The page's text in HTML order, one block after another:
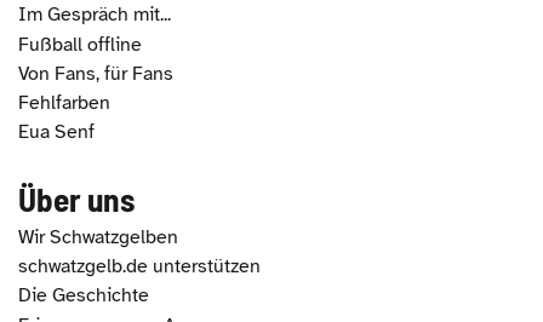
Im Gespräch mit...
Fußball offline
Von Fans, für Fans
Fehlfarben
Eua Senf
Über uns
Wir Schwatzgelben
schwatzgelb.de unterstützen
Die Geschichte